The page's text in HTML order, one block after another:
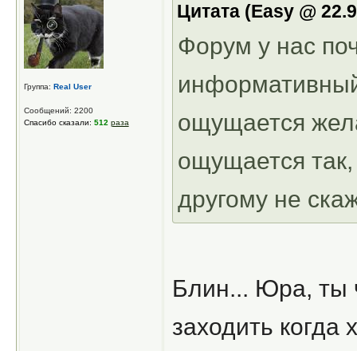
Группа: Real User
Сообщений: 2200
Спасибо сказали: 512 раза
Цитата (Easy @
Форум у нас
ощущается
ощущается
другому не
Блин... Юра, ты
заходить когда